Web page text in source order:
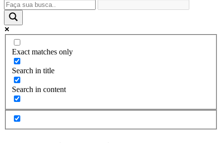
Exact matches only
Search in title
Search in content